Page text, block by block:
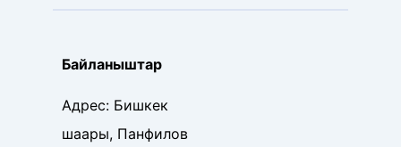
Байланыштар
Адрес: Бишкек
шаары, Панфилов